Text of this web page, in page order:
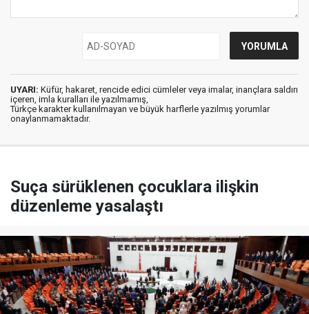
UYARI: Küfür, hakaret, rencide edici cümleler veya imalar, inançlara saldırı
içeren, imla kuralları ile yazılmamış,
Türkçe karakter kullanılmayan ve büyük harflerle yazılmış yorumlar
onaylanmamaktadır.
Suça sürüklenen çocuklara ilişkin
düzenleme yasalaştı